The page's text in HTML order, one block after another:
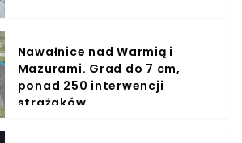
Nawałnice nad Warmią i
Mazurami. Grad do 7 cm,
ponad 250 interwencji
strażaków